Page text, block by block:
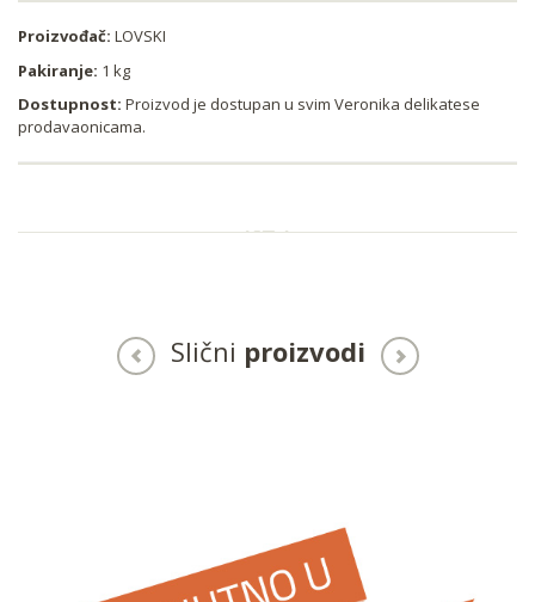
Proizvođač: LOVSKI
Pakiranje: 1 kg
Dostupnost: Proizvod je dostupan u svim Veronika delikatese
prodavaonicama.
Slični proizvodi